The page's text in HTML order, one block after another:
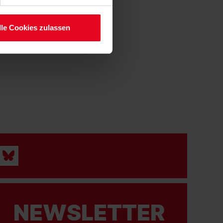
Cookies zulassen
NEWSLETTER